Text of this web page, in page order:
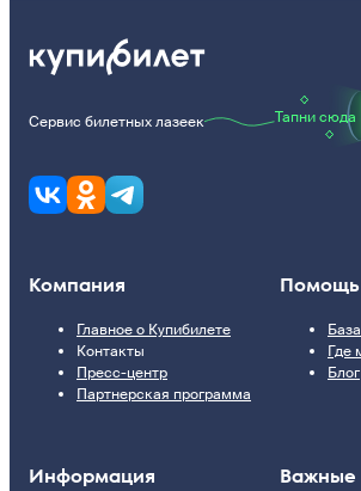
Сервис билетных лазеек Тапни сюда
Компания
Главное о Купибилете
Контакты
Пресс-центр
Партнерская программа
Помощь
Где
Блог
Информация Важные